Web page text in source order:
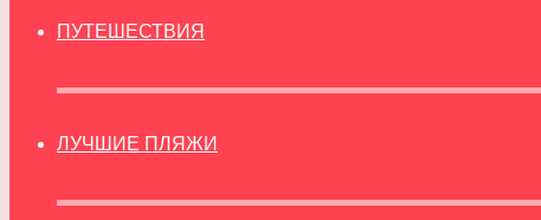
ПУТЕШЕСТВИЯ
ЛУЧШИЕ ПЛЯЖИ